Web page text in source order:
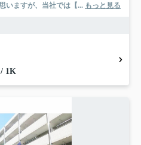
いますが、当社では【... もっと見る
1K